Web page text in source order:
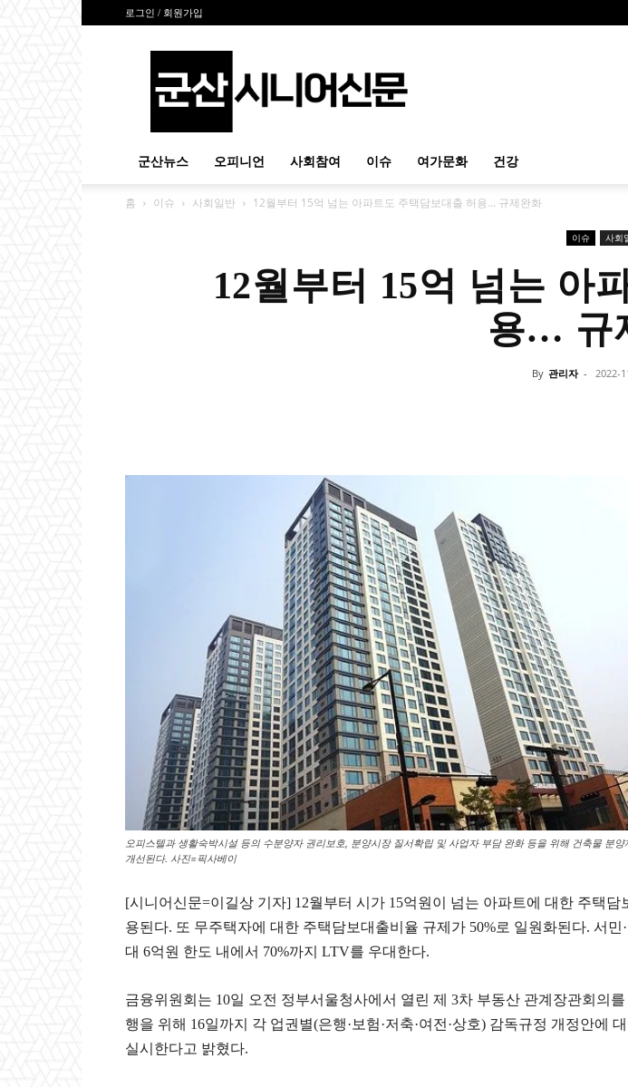
로그인 / 회원가입
시
군산뉴스 오피니언 사회참여 이슈 여가문화 건강
홈 이슈 사회일반 12월부터 15억 넘는 아파트도 주택담보대출 허용… 규제완화
이슈 사회
12월부터 15억 넘는 아
용… 규
By 관리자 - 2022-
오피스텔과 생활숙박시설 등의 수분양자 권리보호, 분양시장 질서확립 및 사업자 부담 완화 등을 위해 건축물 분
개선된다. 사진=픽사베이
[시니어신문=이길상 기자] 12월부터 시가 15억원이 넘는 아파트에 대한 주택담
용된다. 또 무주택자에 대한 주택담보대출비율 규제가 50%로 일원화된다. 서민
대 6억원 한도 내에서 70%까지 LTV를 우대한다.
금융위원회는 10일 오전 정부서울청사에서 열린 제 3차 부동산 관계장관회의를
행을 위해 16일까지 각 업권별(은행·보험·저축·여전·상호) 감독규정 개정안에
실시한다고 밝혔다.